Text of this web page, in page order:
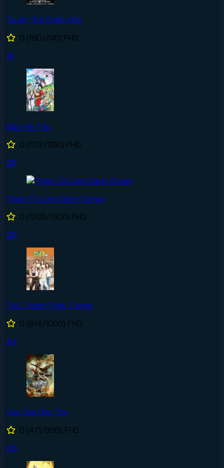
Tuyệt Thế Chiến Hồn
0 (180/240) FHD
#1
Đảo Hải Tặc
0 (1172/1190) FHD
#2
Thám Tử Lừng Danh Conan
0 (1209/1500) FHD
#3
Thử Thách Thần Tượng
0 (814/1000) FHD
#4
Vạn Giới Độc Tôn
0 (471/800) FHD
#5